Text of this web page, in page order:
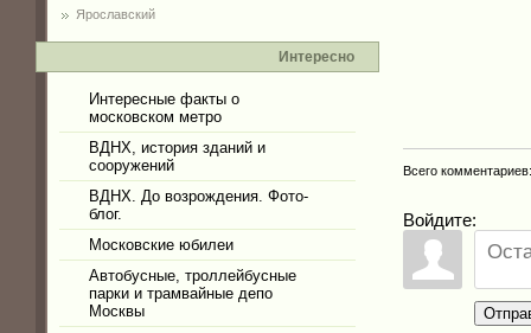
Ярославский
Интересно
Интересные факты о
московском метро
ВДНХ, история зданий и
сооружений
ВДНХ. До возрождения. Фото-
блог.
Московские юбилеи
Автобусные, троллейбусные
парки и трамвайные депо
Москвы
Всего комментариев
Войдите: